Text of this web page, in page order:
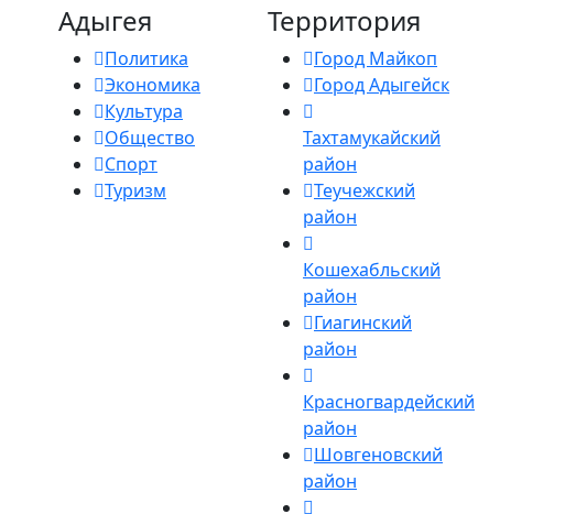
Адыгея
Политика
Экономика
Культура
Общество
Спорт
Туризм
Территория
Город Майкоп
Город Адыгейск
Тахтамукайский
район
Теучежский
район
Кошехабльский
район
Гиагинский
район
Красногвардейский
район
Шовгеновский
район